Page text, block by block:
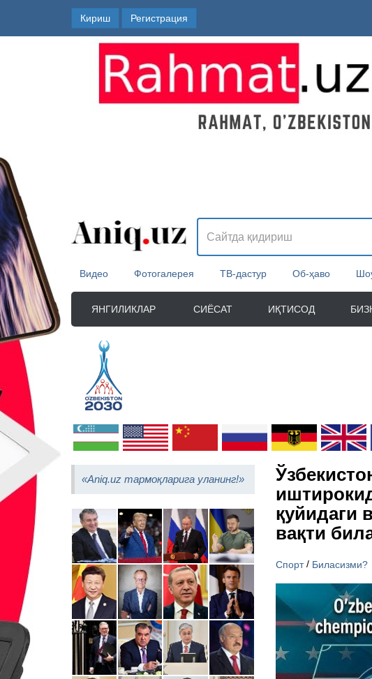
Кириш Регистрация
Видео Фотогалерея ТВ-дастур Об-ҳаво
ЯНГИЛИКЛАР СИЁСАТ ИҚТИСОД
«Aniq.uz тармоқларига уланинг!»
қуйидаги
вақти
Спорт/ Биласизми?